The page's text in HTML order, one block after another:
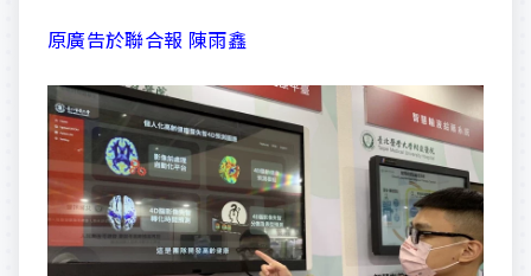
Pressroom
原廣告於聯合報 陳雨鑫